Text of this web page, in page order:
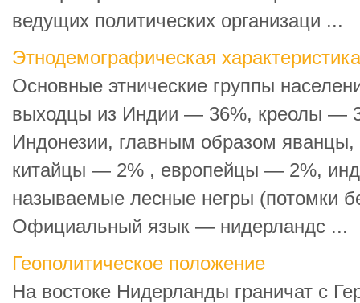
ведущих политических организаци ...
Этнодемографическая характеристика
Основные этнические группы
выходцы из Индии — 36%, креолы —
Индонезии, главным образом
китайцы — 2% , европейцы — 2%,
называемые лесные негры (потомки
Официальный язык — нидерландс ...
Геополитическое положение
На востоке Нидерланды граничат с